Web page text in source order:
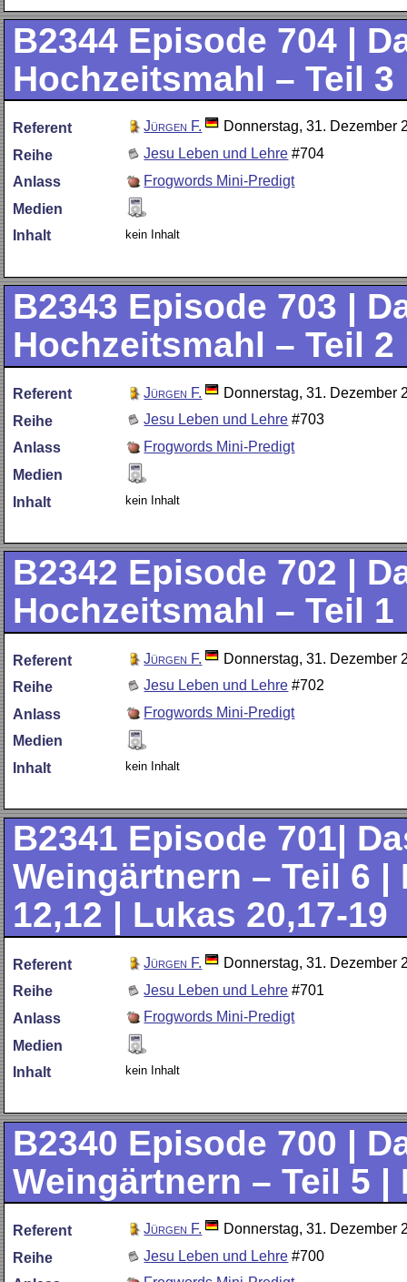
B2344 Episode 704 |
Hochzeitsmahl – Teil 3
Referent Jürgen F.
Donnerstag, 31. Dezember
Reihe
Jesu Leben und Lehre #704
Anlass
Frogwords Mini-Predigt
Medien
Inhalt
kein Inhalt
B2343 Episode 703 |
Hochzeitsmahl – Teil 2
Referent Jürgen F.
Donnerstag, 31. Dezember
Reihe
Jesu Leben und Lehre #703
Anlass
Frogwords Mini-Predigt
Medien
Inhalt
kein Inhalt
B2342 Episode 702 |
Hochzeitsmahl – Teil 1
Referent Jürgen F.
Donnerstag, 31. Dezember
Reihe
Jesu Leben und Lehre #702
Anlass
Frogwords Mini-Predigt
Medien
Inhalt
kein Inhalt
B2341 Episode 701|
Weingärtnern – Teil 6 |
12,12 | Lukas 20,17-19
Referent Jürgen F.
Donnerstag, 31. Dezember
Reihe
Jesu Leben und Lehre #701
Anlass
Frogwords Mini-Predigt
Medien
Inhalt
kein Inhalt
B2340 Episode 700 |
Weingärtnern – Teil 5 |
Referent Jürgen F.
Donnerstag, 31. Dezember
Reihe
Jesu Leben und Lehre #700